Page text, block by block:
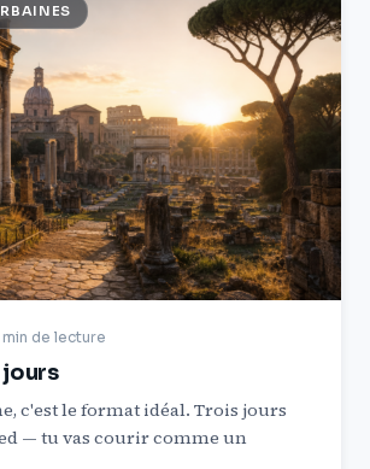
min de lecture
jours
c'est le format idéal. Trois jours
— tu vas courir comme un